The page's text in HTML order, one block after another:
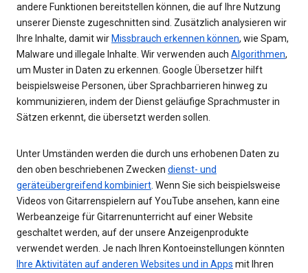
andere Funktionen bereitstellen können, die auf Ihre Nutzung
unserer Dienste zugeschnitten sind. Zusätzlich analysieren wir
Ihre Inhalte, damit wir Missbrauch erkennen können, wie Spam,
Malware und illegale Inhalte. Wir verwenden auch Algorithmen,
um Muster in Daten zu erkennen. Google Übersetzer hilft
beispielsweise Personen, über Sprachbarrieren hinweg zu
kommunizieren, indem der Dienst geläufige Sprachmuster in
Sätzen erkennt, die übersetzt werden sollen.
Unter Umständen werden die durch uns erhobenen Daten zu
den oben beschriebenen Zwecken dienst- und
geräteübergreifend kombiniert . Wenn Sie sich beispielsweise
Videos von Gitarrenspielern auf YouTube ansehen, kann eine
Werbeanzeige für Gitarrenunterricht auf einer Website
geschaltet werden, auf der unsere Anzeigenprodukte
verwendet werden. Je nach Ihren Kontoeinstellungen könnten
Ihre Aktivitäten auf anderen Websites und in Apps mit Ihren